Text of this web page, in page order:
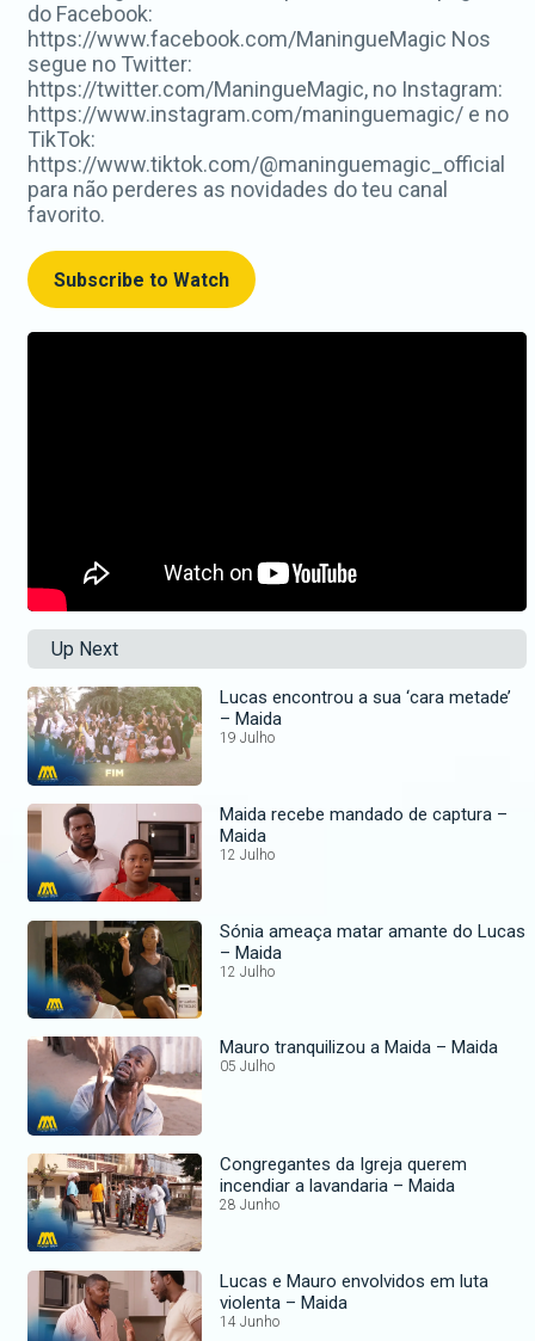
do Facebook:
https://www.facebook.com/ManingueMagic Nos
segue no Twitter:
https://twitter.com/ManingueMagic, no Instagram:
https://www.instagram.com/maninguemagic/ e no
TikTok:
https://www.tiktok.com/@maninguemagic_official
para não perderes as novidades do teu canal
favorito.
Subscribe to Watch
Up Next
Lucas encontrou a sua ‘cara metade’
– Maida
19 Julho
Maida recebe mandado de captura –
Maida
12 Julho
Sónia ameaça matar amante do Lucas
– Maida
12 Julho
Mauro tranquilizou a Maida – Maida
05 Julho
Congregantes da Igreja querem
incendiar a lavandaria – Maida
28 Junho
Lucas e Mauro envolvidos em luta
violenta – Maida
14 Junho